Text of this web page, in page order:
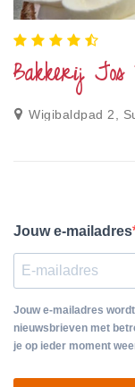
Bakkerij Jos
Wigibaldpad 2,
Jouw e-mailadres
Jouw e-mailadres
nieuwsbrieven met
je op ieder moment